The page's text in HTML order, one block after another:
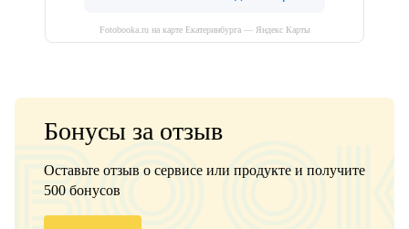
Fotobooka.ru на карте Екатеринбурга — Яндекс Карты
Бонусы за отзыв
Оставьте отзыв о сервисе или продукте и получите
500 бонусов